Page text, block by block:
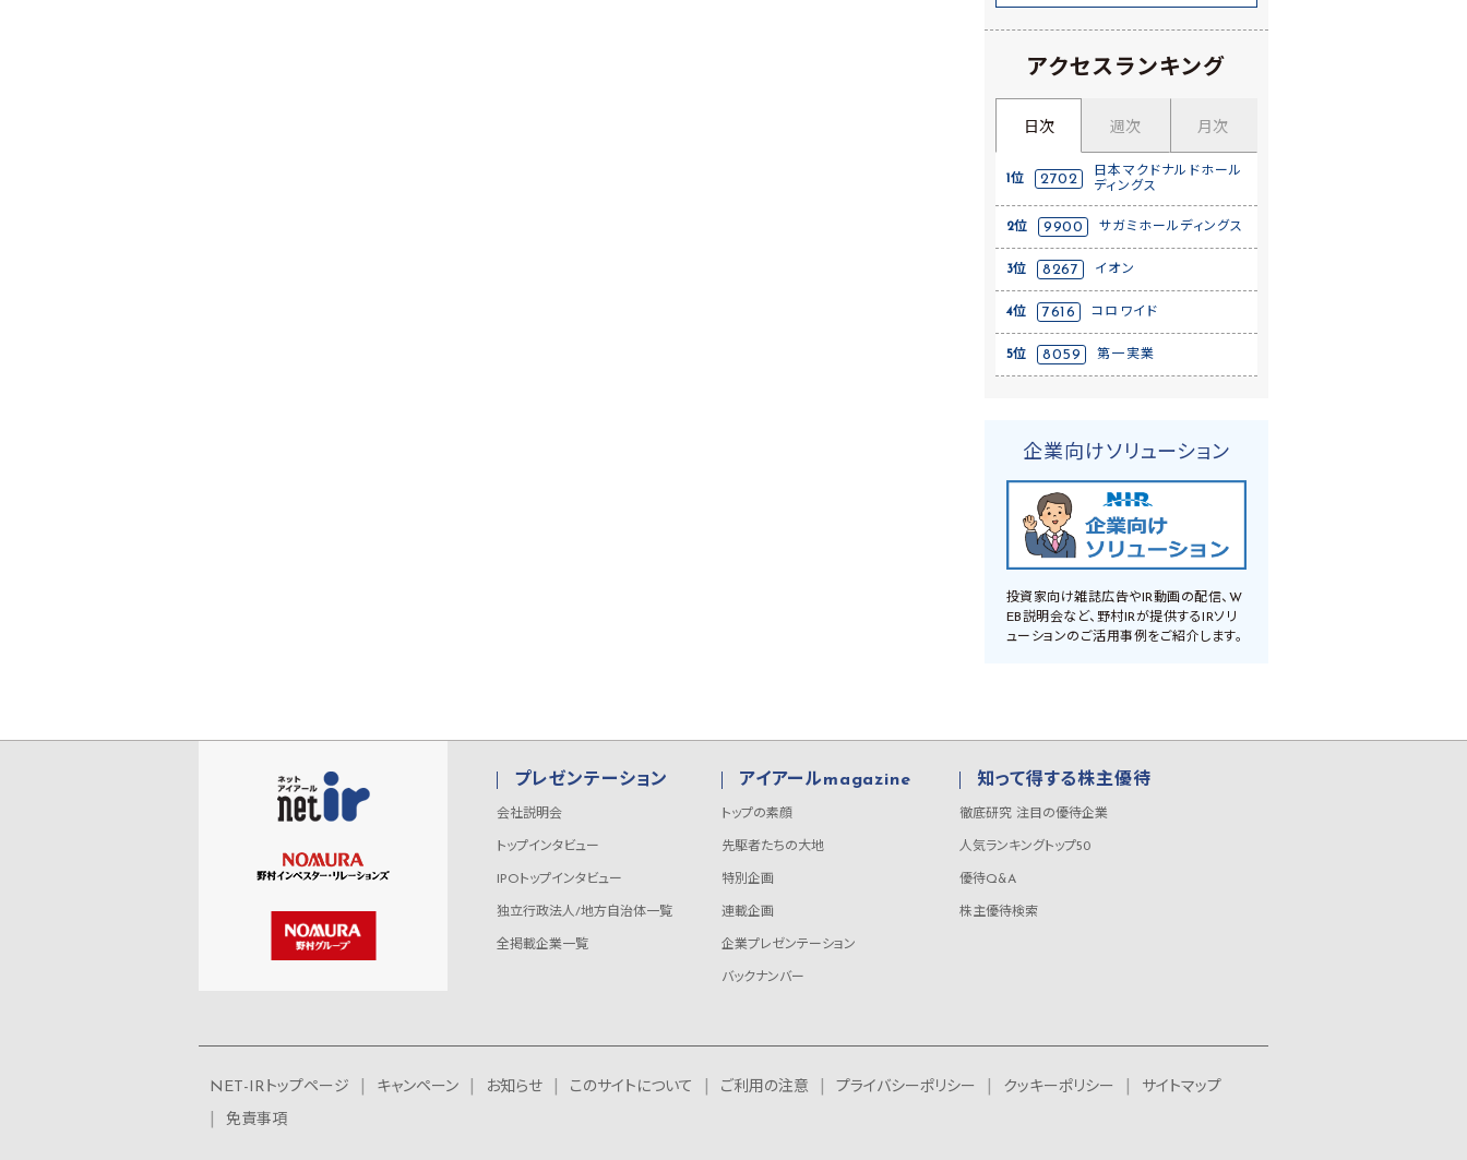
アクセスランキング
日次 週次 月次
1位 2702
日本マクドナルドホール
ディングス
2位 9900 サガミホールディングス
3位 8267 イオン
4位 7616 コロワイド
5位 8059 第一実業
企業向けソリューション
投資家向け雑誌広告やIR動画の配信、W
EB説明会など、野村IRが提供するIRソリ
ューションのご活用事例をご紹介します。
プレゼンテーション
会社説明会
トップインタビュー
IPOトップインタビュー
独立行政法人/地方自治体一覧
全掲載企業一覧
アイアールmagazine
トップの素顔
先駆者たちの大地
特別企画
連載企画
企業プレゼンテーション
バックナンバー
知って得する株主優待
徹底研究 注目の優待企業
人気ランキングトップ50
優待Q&A
株主優待検索
NET-IRトップページ キャンペーン お知らせ このサイトについて ご利用の注意 プライバシーポリシー クッキーポリシー
サイトマップ
免責事項